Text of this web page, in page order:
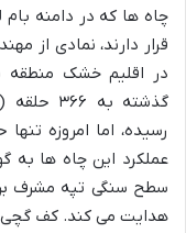
چاه ها که در دامنه
قرار دارند، نمادی از
در اقلیم خشک منطقه
گذشته
عملکرد این چاه ها به
سطح سنگی تپه مشرف
هدایت می کند. کف گچی